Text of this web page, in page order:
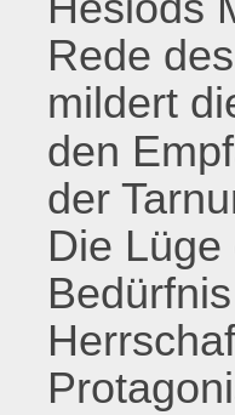
Rede
mildert
den
der
Die